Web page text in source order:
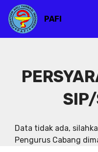
PAFI
Data tidak ada,
Pengurus Cabang